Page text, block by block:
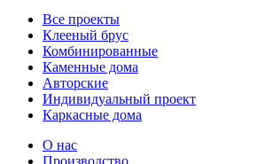
Все проекты
Клееный брус
Комбинированные
Каменные дома
Авторские
Индивидуальный проект
Каркасные дома
О нас